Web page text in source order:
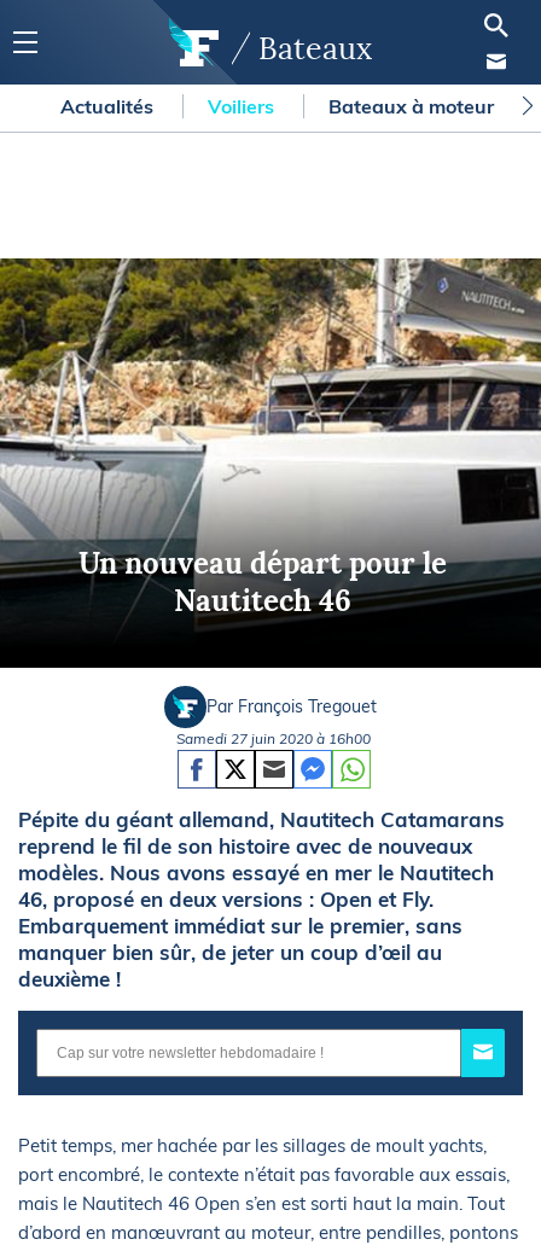
Bateaux
Actualités Voiliers Bateaux à moteur
Un nouveau départ pour le
Nautitech 46
Par François Tregouet
Samedi 27 juin 2020 à 16h00
Pépite du géant allemand, Nautitech Catamarans
reprend le fil de son histoire avec de nouveaux
modèles. Nous avons essayé en mer le Nautitech
46, proposé en deux versions : Open et Fly.
Embarquement immédiat sur le premier, sans
manquer bien sûr, de jeter un coup d’œil au
deuxième !
Petit temps, mer hachée par les sillages de moult yachts,
port encombré, le contexte n’était pas favorable aux essais,
mais le Nautitech 46 Open s’en est sorti haut la main. Tout
d’abord en manœuvrant au moteur, entre pendilles, pontons